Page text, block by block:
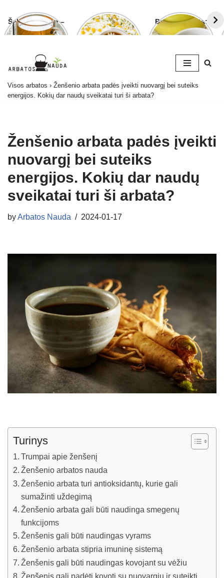
Šalavijo arbata –
ligoms gydyti ir
Ramunėlių
arbata pagelbės
Bananų arbata:
kuo ji naudinga
to
Visos arbatos › Ženšenio arbata padės įveikti nuovargį bei suteiks
energijos. Kokių dar naudų sveikatai turi ši arbata?
Ženšenio arbata padės įveikti
nuovargį bei suteiks
energijos. Kokių dar naudų
sveikatai turi ši arbata?
byArbatos Nauda 2024-01-17
Turinys
Trumpai apie ženšenį
Ženšenio arbatos nauda
Ženšenio arbata turi antioksidantų, kurie gali
sumažinti uždegimą
Ženšenio arbata gali būti naudinga smegenų
funkcijoms
Ženšenis gali būti naudingas vyrams
Ženšenio arbata stipria imuninę sistemą
Ženšenis gali būti naudingas kovojant su vėžiu
Ženšenis gali padėti kovoti su nuovargiu ir suteikti